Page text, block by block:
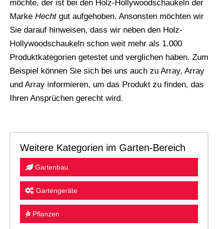
möchte, der ist bei den Holz-Hollywoodschaukeln der
Marke Hechtgut aufgehoben. Ansonsten möchten wir
Sie darauf hinweisen, dass wir neben den Holz-
Hollywoodschaukeln schon weit mehr als 1.000
Produktkategorien getestet und verglichen haben. Zum
Beispiel können Sie sich bei uns auch zu Array, Array
und Array informieren, um das Produkt zu finden, das
Ihren Ansprüchen gerecht wird.
Weitere Kategorien im Garten-Bereich
Gartenbau
Gartengeräte
Pflanzen